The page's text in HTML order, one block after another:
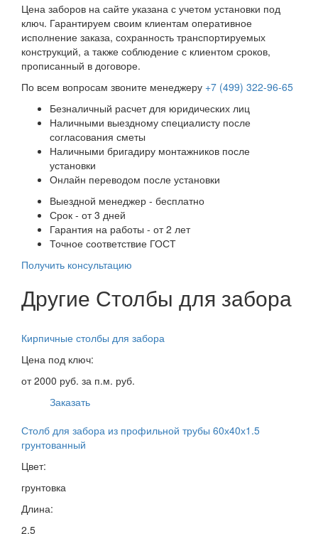
Цена заборов на сайте указана с учетом установки под
ключ. Гарантируем своим клиентам оперативное
исполнение заказа, сохранность транспортируемых
конструкций, а также соблюдение с клиентом сроков,
прописанный в договоре.
По всем вопросам звоните менеджеру +7 (499) 322-96-65
Безналичный расчет для юридических лиц
Наличными выездному специалисту после
согласования сметы
Наличными бригадиру монтажников после
установки
Онлайн переводом после установки
Выездной менеджер - бесплатно
Срок - от 3 дней
Гарантия на работы - от 2 лет
Точное соответствие ГОСТ
Получить консультацию
Другие Столбы для забора
Кирпичные столбы для забора
Цена под ключ:
от 2000 руб. за п.м. руб.
Заказать
Столб для забора из профильной трубы 60х40х1.5
грунтованный
Цвет:
грунтовка
Длина:
2,5